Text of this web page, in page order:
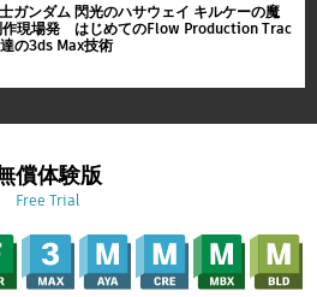
士ガンダム 閃光のハサウェイ キルケーの魔
作現場発 はじめてのFlow Production Trac
の3ds Max技術
償体験版
Free Trial